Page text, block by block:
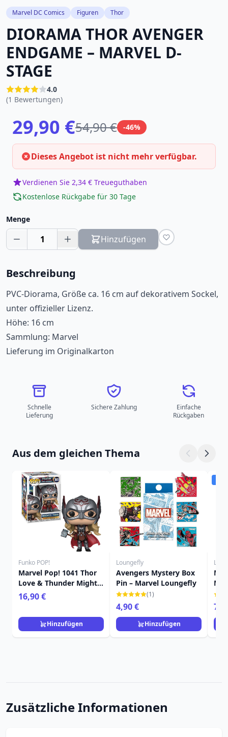
Marvel DC Comics Figuren Thor
DIORAMA THOR AVENGER
ENDGAME – MARVEL D-
STAGE
4.0
(1 Bewertungen)
29,90 €54,90 € -46%
Dieses Angebot ist nicht mehr verfügbar.
Verdienen Sie 2,34 € Treueguthaben
Kostenlose Rückgabe für 30 Tage
Menge
1 Hinzufügen
Beschreibung
PVC-Diorama, Größe ca. 16 cm auf dekorativem Sockel,
unter offizieller Lizenz.
Höhe: 16 cm
Sammlung: Marvel
Lieferung im Originalkarton
Schnelle
Lieferung
Sichere Zahlung
Einfache
Rückgaben
Aus dem gleichen Thema
Funko POP!
Marvel Pop! 1041 Thor
Love & Thunder Mighty
Thor
16,90 €
Hinzufügen
Loungefly
Avengers Mystery Box
Pin – Marvel Loungefly
(1)
4,90 €
Hinzufügen
Zusätzliche Informationen